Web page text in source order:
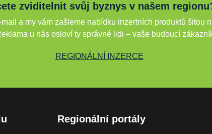
zviditelnit svůj byznys v našem
a my vám zašleme nabídku inzertních produktů šitou
u nás osloví ty správné lidi – vaše budoucí
REGIONÁLNÍ INZERCE
Regionální portály